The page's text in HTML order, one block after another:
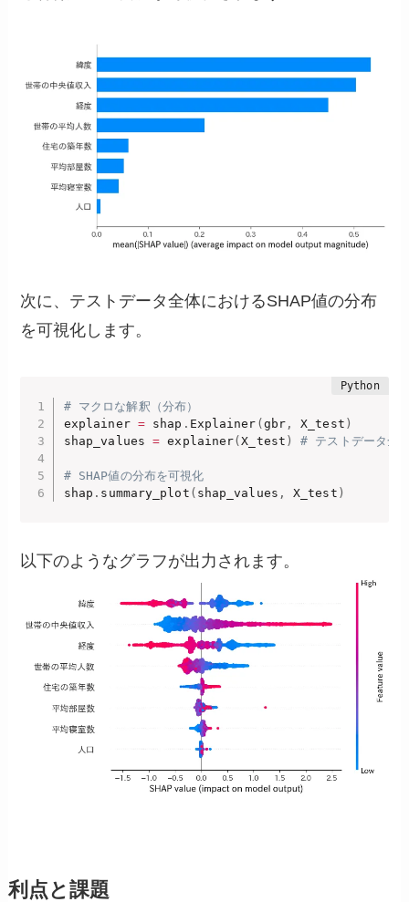
次に、テストデータ全体におけるSHAP値の分布
を可視化します。
# マクロな解釈（分布）
explainer = shap . Explainer ( gbr, X_test )
shap_values = explainer(X_test ) # テストデータ全
# SHAP値の分布を可視化
shap . summary_plot ( shap_values , X_test )
以下のようなグラフが出力されます。
利点と課題